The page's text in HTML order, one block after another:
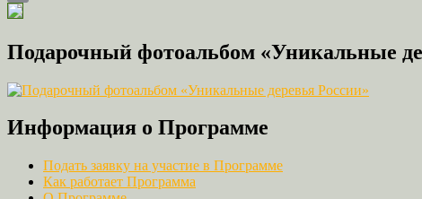
Copy
Подарочный фотоальбом «Уникальные
Информация о Программе
Подать заявку на участие в Программе
Как работает Программа